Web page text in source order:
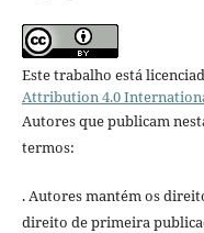
Este trabalho está
Attribution 4.0
Autores que publicam
termos:
. Autores mantém os
direito de primeira